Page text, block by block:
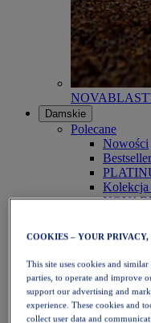
Damskie
Polecane
Nowości
Bieganie
Bieganie
Tenis
Piłka
Padel
Netball
COOKIES – YOUR
This site uses cookies and
parties, to operate and improve
support our advertising and
experience. These cookies and
collect user data and